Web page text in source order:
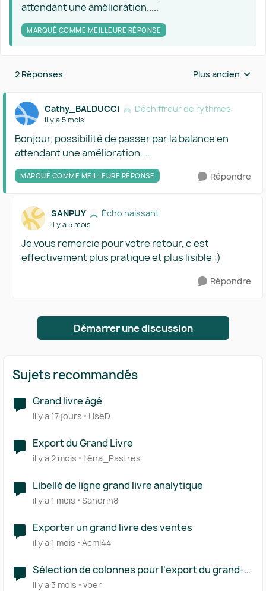
attendant une amélioration.....
MARQUÉ COMME MEILLEURE RÉPONSE
2 Réponses Réponses triées
Plus ancien
Cathy_BALDUCCI Déchiffreur de rythmes
il y a 5 mois
Bonjour, possibilité de passer par la balance en
attendant une amélioration.....
MARQUÉ COMME MEILLEURE RÉPONSE Répondre
SANPUY Écho naissant
il y a 5 mois
Je vous remercie pour votre retour, c'est
effectivement plus pratique et plus lisible :)
Répondre
Démarrer une discussion
Sujets recommandés
Grand livre âgé
il y a 17 jours LiseD
Export du Grand Livre
il y a 2 mois Léna_Pastres
Libellé de ligne grand livre analytique
il y a 1 mois Sandrin8
Exporter un grand livre des ventes
il y a 1 mois AcmI44
Sélection de colonnes pour l'export du grand-
livre
il y a 3 mois vber